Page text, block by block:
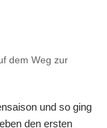
dem Weg zur
und so ging
den ersten